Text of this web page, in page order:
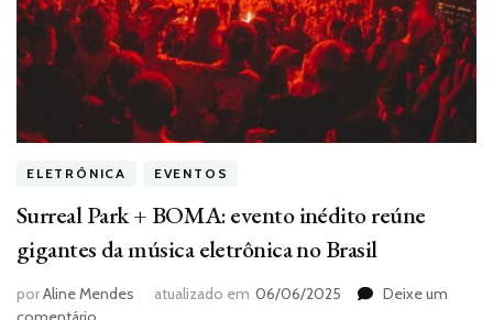
ELETRÔNICA EVENTOS
Surreal Park + BOMA: evento inédito reúne
gigantes da música eletrônica no Brasil
porAline Mendes atualizado em 06/06/2025
Deixe um